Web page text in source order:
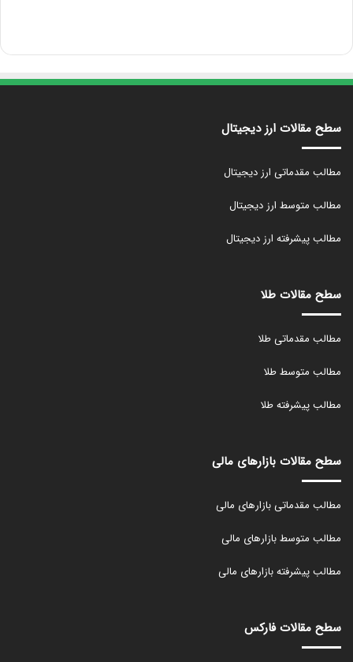
سطح مقالات ارز دیجیتال
مطالب مقدماتی ارز دیجیتال
مطالب متوسط ارز دیجیتال
مطالب پیشرفته ارز دیجیتال
سطح مقالات طلا
مطالب مقدماتی طلا
مطالب متوسط طلا
مطالب پیشرفته طلا
سطح مقالات بازارهای مالی
مطالب مقدماتی بازارهای مالی
مطالب متوسط بازارهای مالی
مطالب پیشرفته بازارهای مالی
سطح مقالات فارکس